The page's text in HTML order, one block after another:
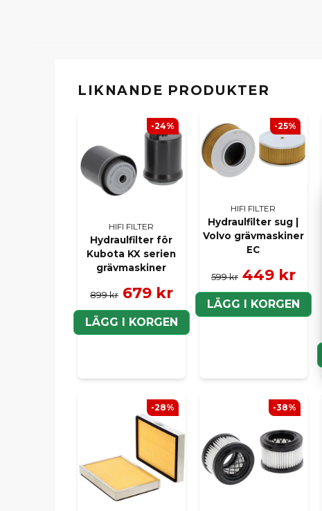
LIKNANDE PRODUKTER
HIFI FILTER
Hydraulfilter för
Kubota KX serien
grävmaskiner
899 kr 679 kr
LÄGG I KORGEN
-24%
HIFI FILTER
Hydraulfilter sug |
Volvo grävmaskiner
EC
599 kr 449 kr
LÄGG I KORGEN
-25%
-28% -38%